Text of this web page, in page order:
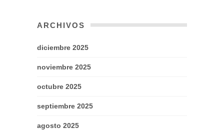
ARCHIVOS
diciembre 2025
noviembre 2025
octubre 2025
septiembre 2025
agosto 2025